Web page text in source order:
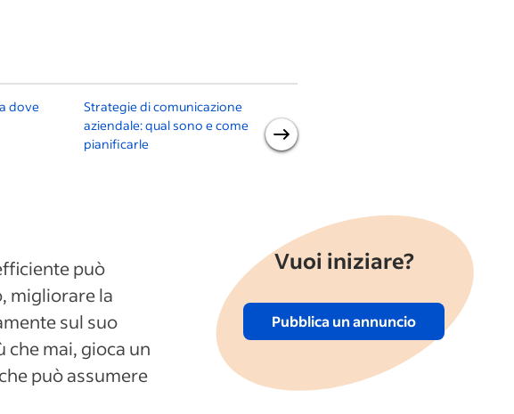
dove
Strategie di comunicazione
aziendale: qual sono e come
pianificarle
positiva per i candidati con
Indeed
può
migliorare la
sul suo
che mai, gioca un
può assumere
Vuoi iniziare?
Pubblica un annuncio